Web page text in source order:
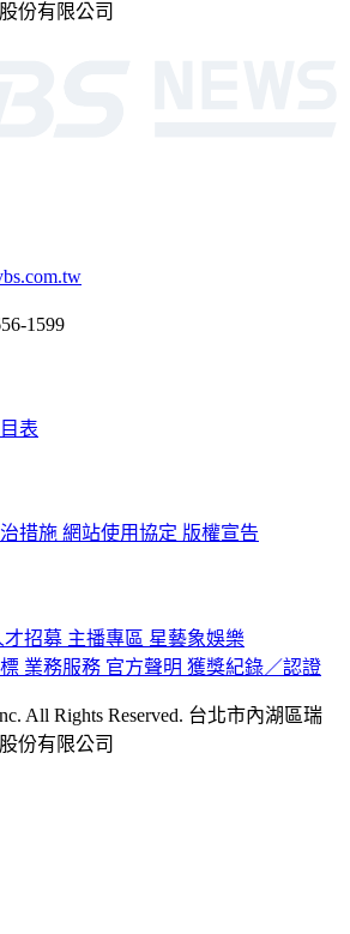
份有限公司
1599
表
措施 網站使用協定 版權宣告
才招募 主播專區 星藝象娛樂
業務服務 官方聲明 獲獎紀錄／認證
All Rights Reserved. 台北市內湖區瑞
份有限公司